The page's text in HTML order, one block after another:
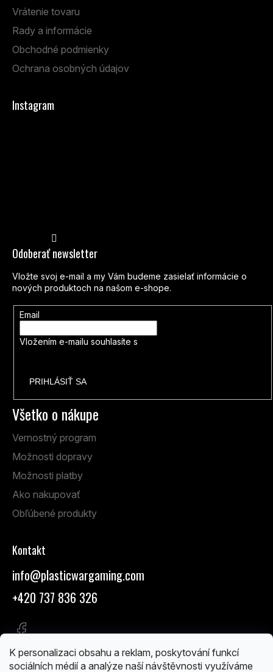
K personalizaci obsahu a reklam, poskytování funkcí
sociálních médií a analýze naší návštěvnosti využíváme
Všetko o nákupe
Vernostný program
Možnosti dopravy
Možnosti platby
Ako nakupovať
Obľúbené produkty
Kontakt
info@plasticwargaming.com
+420 737 836 326
Vrátenie tovaru
Rady a informácie
Obchodné podmienky
Ochrana osobných údajov
Instagram
Odoberať newsletter
Vložte svoj e-mail a my Vám budeme zasielať informácie o
nových produktoch na našom e-shope.
Email
Vložením e-mailu souhlasíte s
PRIHLÁSIŤ SA